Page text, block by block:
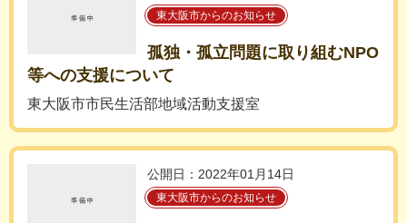
東大阪市からのお知らせ
孤独・孤立問題に取り組むNPO
等への支援について
東大阪市市民生活部地域活動支援室
公開日：2022年01月14日
東大阪市からのお知らせ